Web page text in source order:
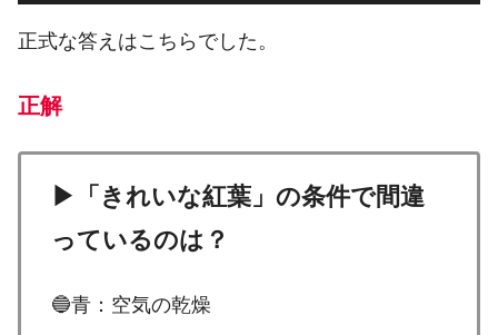
正式な答えはこちらでした。
正解
▶「きれいな紅葉」の条件で間違
っているのは？
🔵青：空気の乾燥